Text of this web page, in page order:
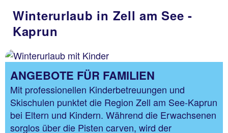
Winterurlaub in Zell am See -
Kaprun
ANGEBOTE FÜR FAMILIEN
Mit professionellen Kinderbetreuungen und
Skischulen punktet die Region Zell am See-Kaprun
bei Eltern und Kindern. Während die Erwachsenen
sorglos über die Pisten carven, wird der